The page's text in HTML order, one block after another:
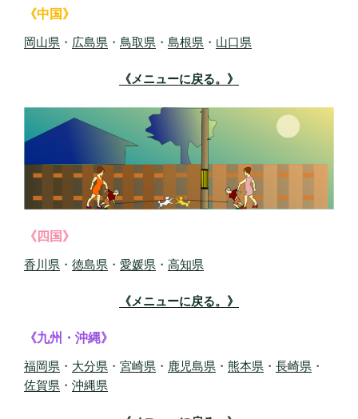
《中国》
岡山県 ・ 広島県 ・ 鳥取県 ・ 島根県 ・ 山口県
《メニューに戻る。》
《四国》
香川県 ・ 徳島県 ・ 愛媛県 ・ 高知県
《メニューに戻る。》
《九州・沖縄》
福岡県 ・ 大分県 ・ 宮崎県 ・ 鹿児島県 ・ 熊本県 ・ 長崎県 ・
佐賀県 ・ 沖縄県